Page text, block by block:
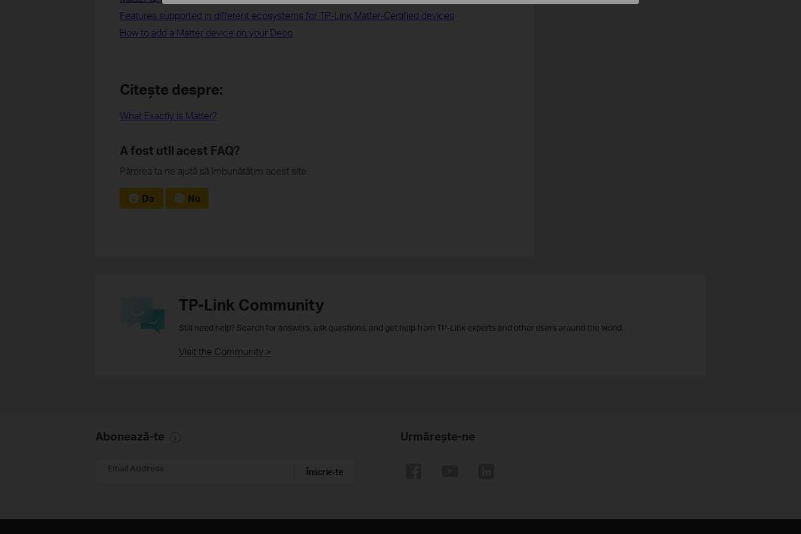
Features supported in different ecosystems for TP-Link Matter-Certified devices
How to add a Matter device on your Deco
Citește despre:
What Exactly is Matter?
A fost util acest FAQ?
Părerea ta ne ajută să îmbunătățim acest site.
Da Nu
TP-Link Community
Still need help? Search for answers, ask questions, and get help from TP-Link experts and other users around the world.
Visit the Community >
Abonează-te
Email Address Înscrie-te
Urmărește-ne